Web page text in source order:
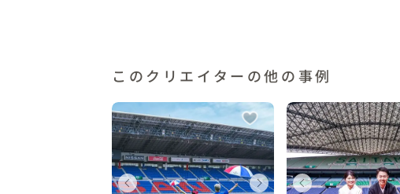
このような二人だけの妄想の世界を現実にできるの
なのかもしれませんね。
このクリエイターの他の事例
ウェディングフォト
ウェディング
ウェディングフォト
ウェディング
ウェディングフォト
ウェディン